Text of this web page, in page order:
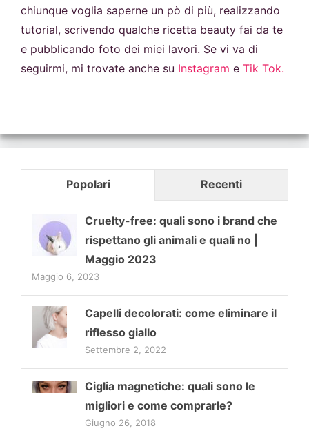
chiunque voglia saperne un pò di più, realizzando
tutorial, scrivendo qualche ricetta beauty fai da te
e pubblicando foto dei miei lavori. Se vi va di
seguirmi, mi trovate anche su Instagram e Tik Tok.
Popolari Recenti
Cruelty-free: quali sono i brand che
rispettano gli animali e quali no |
Maggio 2023
Maggio 6, 2023
Capelli decolorati: come eliminare il
riflesso giallo
Settembre 2, 2022
Ciglia magnetiche: quali sono le
migliori e come comprarle?
Giugno 26, 2018